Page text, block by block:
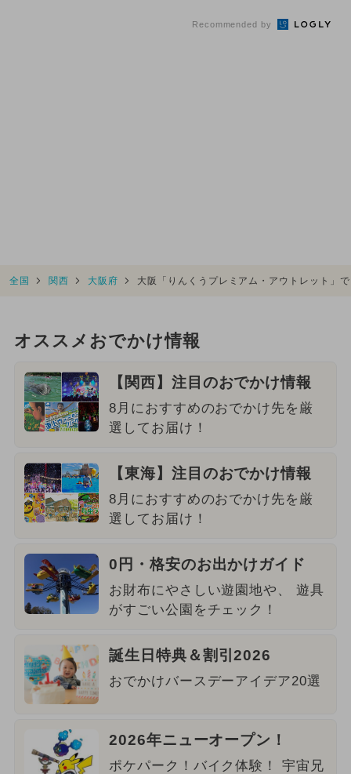
Recommended by
全国 関西 大阪府 大阪「りんくうプレミアム・アウトレット」
オススメおでかけ情報
【関西】注目のおでかけ情報
8月におすすめのおでかけ先を厳
選してお届け！
【東海】注目のおでかけ情報
8月におすすめのおでかけ先を厳
選してお届け！
0円・格安のお出かけガイド
お財布にやさしい遊園地や、 遊具
がすごい公園をチェック！
誕生日特典＆割引2026
おでかけバースデーアイデア20選
2026年ニューオープン！
ポケパーク！バイク体験！ 宇宙兄